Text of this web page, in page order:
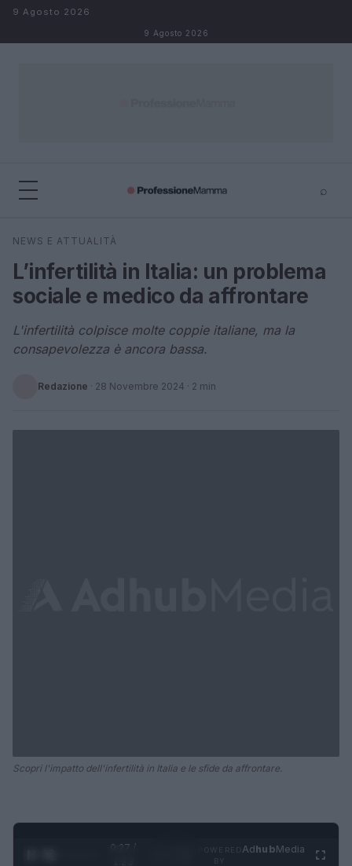
Salta al contenuto
9 Agosto 2026
9 Agosto 2026
⌕
Cerca
NEWS E ATTUALITÀ
L’infertilità in Italia: un problema
sociale e medico da affrontare
L'infertilità colpisce molte coppie italiane, ma la
consapevolezza è ancora bassa.
Redazione · 28 Novembre 2024 · 2 min
Scopri l'impatto dell'infertilità in Italia e le sfide da affrontare.
0:28 /
AdhubMedia